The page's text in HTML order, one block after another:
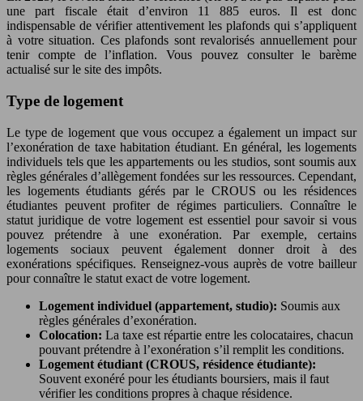
une part fiscale était d’environ 11 885 euros. Il est donc
indispensable de vérifier attentivement les plafonds qui s’appliquent
à votre situation. Ces plafonds sont revalorisés annuellement pour
tenir compte de l’inflation. Vous pouvez consulter le barème
actualisé sur le site des impôts.
Type de logement
Le type de logement que vous occupez a également un impact sur
l’exonération de taxe habitation étudiant. En général, les logements
individuels tels que les appartements ou les studios, sont soumis aux
règles générales d’allègement fondées sur les ressources. Cependant,
les logements étudiants gérés par le CROUS ou les résidences
étudiantes peuvent profiter de régimes particuliers. Connaître le
statut juridique de votre logement est essentiel pour savoir si vous
pouvez prétendre à une exonération. Par exemple, certains
logements sociaux peuvent également donner droit à des
exonérations spécifiques. Renseignez-vous auprès de votre bailleur
pour connaître le statut exact de votre logement.
Logement individuel (appartement, studio): Soumis aux
règles générales d’exonération.
Colocation: La taxe est répartie entre les colocataires, chacun
pouvant prétendre à l’exonération s’il remplit les conditions.
Logement étudiant (CROUS, résidence étudiante):
Souvent exonéré pour les étudiants boursiers, mais il faut
vérifier les conditions propres à chaque résidence.